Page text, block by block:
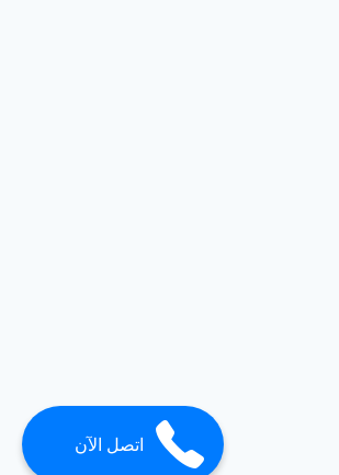
اتصل الآن